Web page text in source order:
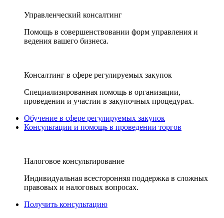
Управленческий консалтинг
Помощь в совершенствовании форм управления и
ведения вашего бизнеса.
Консалтинг в сфере регулируемых закупок
Специализированная помощь в организации,
проведении и участии в закупочных процедурах.
Обучение в сфере регулируемых закупок
Консультации и помощь в проведении торгов
Налоговое консультирование
Индивидуальная всесторонняя поддержка в сложных
правовых и налоговых вопросах.
Получить консультацию